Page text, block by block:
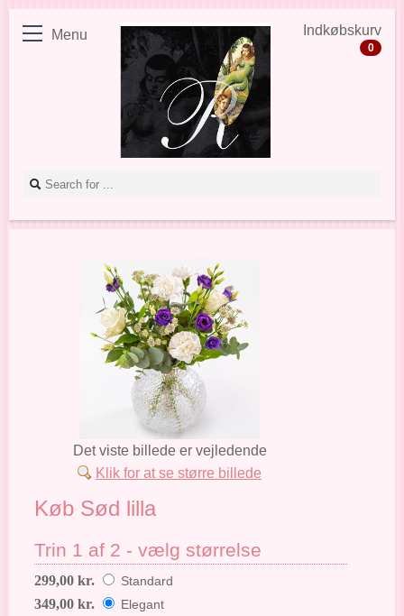
Menu Indkøbskurv
0
Det viste billede er vejledende
Klik for at se større billede
Køb Sød lilla
Trin 1 af 2 - vælg størrelse
299,00 kr. Standard
349,00 kr. Elegant